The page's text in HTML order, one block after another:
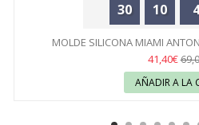
30 10
MOLDE SILICONA MIAMI
41,40€
AÑADIR A LA